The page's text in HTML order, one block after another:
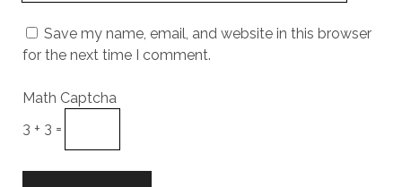
Save my name, email, and website in this browser
for the next time I comment.
Math Captcha
3 + 3 =